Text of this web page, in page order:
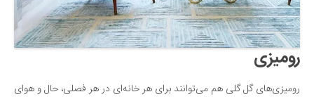
رومیزی
رومیزی‌های گل گلی هم می‌توانند برای هر خانه‌ای در هر فصلی، حال و هوای